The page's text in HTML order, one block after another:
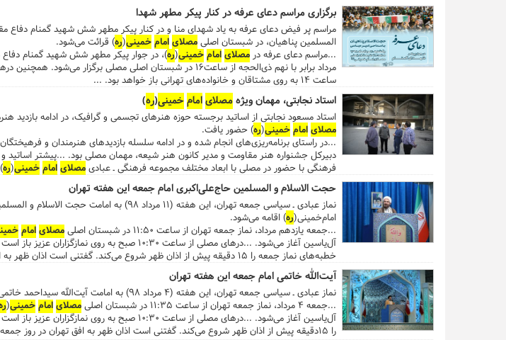
برگزاری مراسم دعای عرفه در کنار پیکر مطهر شهدا
المسلمین پناهیان، در شبستان اصلیمصلایامامخمینی(ره) قرائت می‌شود.
...مراسم دعای عرفه درمصلایامامخمینی(ره
مرداد برابر با نهم ذی‌الحجه از ساعت۱۶ در شبستان اصلی مصلی برگزار می‌شود. همچنین درهای
ساعت ۱۴ به روی مشتاقان و خانواده‌های تهرانی باز خواهد بود. ...
استاد نجابتی، مهمان ویژهمصلایامامخمینی(ره)
استاد مسعود نجابتی از اساتید برجسته حوزه هنرهای تجسمی و گرافیک، در ادامه
مصلایامامخمینی(ره) حضور یافت.
...در راستای برنامه‌ریزی‌های انجام شده و در ادامه سلسله بازدیدهای هنرمندان و
دبیرکل جشنواره هنر مقاومت و مدیر کانون هنر شیعه، مهمان مصلی بود. ...پیشتر
فرهنگی با حضور در مصلی با ابعاد مختلف مجموعه فرهنگی ـ عبادیمصلایامامخمینی(ره
حجت الاسلام و المسلمین حاج‌علی‌اکبری امام جمعه این هفته تهران
نماز عبادی ـ سیاسی جمعه تهران، این هفته (۱۱ مرداد ۹۸) به امامت حجت الاسلام و المسلمین محمدجواد حاج‌علی‌اکبری در شبستان اصلی
امام‌خمینی(ره) اقامه می‌شود.
...جمعه یازدهم مرداد، نماز جمعه تهران از ساعت ۱۱:۵۰ در شبستان اصلی
مصلایامام
آل‌یاسین آغاز می‌شود. ...درهای مصلی از ساعت ۱۰:۳۰ صبح به روی نمازگزاران عزیز باز است و حجت الاسلام حاج‌علی‌اکبری،
خطبه‌های نماز جمعه را ۱۵ دقیقه پیش از اذان ظهر شروع می‌کند. گفتنی است اذان ظهر به افق تهران در روز جمعه ساعت ۱۳:۱۱ است....
آیت‌الله خاتمی امام جمعه این هفته تهران
نماز عبادی ـ سیاسی جمعه تهران، این هفته (۴ مرداد ۹۸) به امامت آیت‌الله سیداحمد خاتمی در شبستان اصلی
...جمعه ۴ مرداد، نماز جمعه تهران از ساعت ۱۱:۳۵ در شبستان اصلی
مصلایامامخمینی(
آل‌یاسین آغاز می‌شود. ...درهای مصلی از ساعت ۱۰:۳۰ صبح به روی نمازگزاران عزیز باز است و آیت‌الله خاتمی،
را ۱۵دقیقه پیش از اذان ظهر شروع می‌کند. گفتنی است اذان ظهر به افق تهران در روز جمعه ساعت ۱۳:۱۱ است....